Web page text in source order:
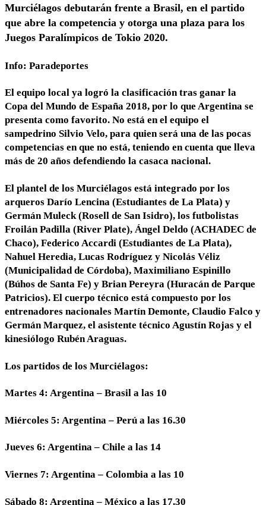
Murciélagos debutarán frente a Brasil, en el partido
que abre la competencia y otorga una plaza para los
Juegos Paralímpicos de Tokio 2020.
Info: Paradeportes
El equipo local ya logró la clasificación tras ganar la
Copa del Mundo de España 2018, por lo que Argentina se
presenta como favorito. No está en el equipo el
sampedrino Silvio Velo, para quien será una de las pocas
competencias en que no está, teniendo en cuenta que lleva
más de 20 años defendiendo la casaca nacional.
El plantel de los Murciélagos está integrado por los
arqueros Darío Lencina (Estudiantes de La Plata) y
Germán Muleck (Rosell de San Isidro), los futbolistas
Froilán Padilla (River Plate), Ángel Deldo (ACHADEC de
Chaco), Federico Accardi (Estudiantes de La Plata),
Nahuel Heredia, Lucas Rodríguez y Nicolás Véliz
(Municipalidad de Córdoba), Maximiliano Espinillo
(Búhos de Santa Fe) y Brian Pereyra (Huracán de Parque
Patricios). El cuerpo técnico está compuesto por los
entrenadores nacionales Martín Demonte, Claudio Falco y
Germán Marquez, el asistente técnico Agustín Rojas y el
kinesiólogo Rubén Araguas.
Los partidos de los Murciélagos:
Martes 4: Argentina – Brasil a las 10
Miércoles 5: Argentina – Perú a las 16.30
Jueves 6: Argentina – Chile a las 14
Viernes 7: Argentina – Colombia a las 10
Sábado 8: Argentina – México a las 17.30